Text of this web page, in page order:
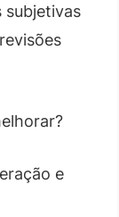
subjetivas
e